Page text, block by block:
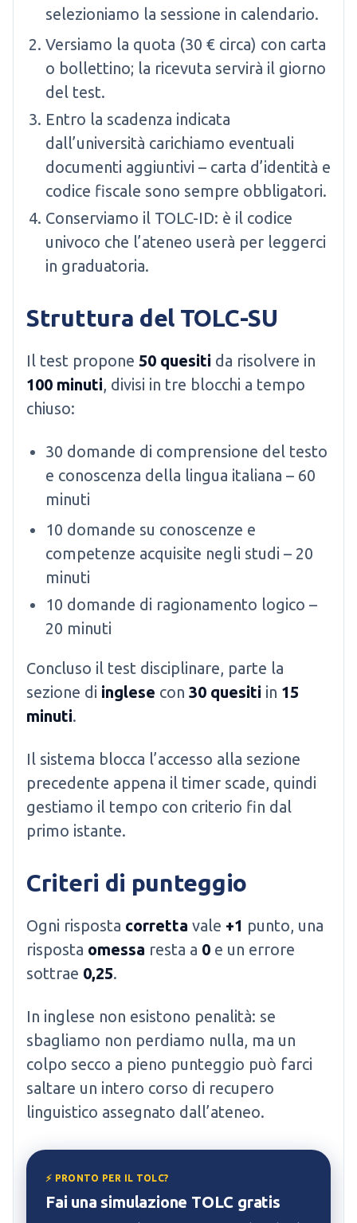
selezioniamo la sessione in calendario.
Versiamo la quota (30 € circa) con carta
o bollettino; la ricevuta servirà il giorno
del test.
Entro la scadenza indicata
dall’università carichiamo eventuali
documenti aggiuntivi – carta d’identità e
codice fiscale sono sempre obbligatori.
Conserviamo il TOLC-ID: è il codice
univoco che l’ateneo userà per leggerci
in graduatoria.
Struttura del TOLC-SU
Il test propone 50 quesiti da risolvere in
100 minuti, divisi in tre blocchi a tempo
chiuso:
30 domande di comprensione del testo
e conoscenza della lingua italiana – 60
minuti
10 domande su conoscenze e
competenze acquisite negli studi – 20
minuti
10 domande di ragionamento logico –
20 minuti
Concluso il test disciplinare, parte la
sezione di inglese con 30 quesiti in 15
minuti.
Il sistema blocca l’accesso alla sezione
precedente appena il timer scade, quindi
gestiamo il tempo con criterio fin dal
primo istante.
Criteri di punteggio
Ogni risposta corretta vale +1 punto, una
risposta omessa resta a 0 e un errore
sottrae 0,25.
In inglese non esistono penalità: se
sbagliamo non perdiamo nulla, ma un
colpo secco a pieno punteggio può farci
saltare un intero corso di recupero
linguistico assegnato dall’ateneo.
⚡ PRONTO PER IL TOLC?
Fai una simulazione TOLC gratis